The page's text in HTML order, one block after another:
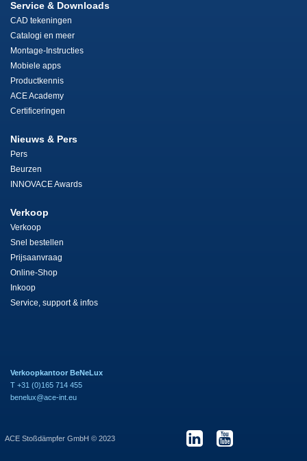
Service & Downloads
CAD tekeningen
Catalogi en meer
Montage-Instructies
Mobiele apps
Productkennis
ACE Academy
Certificeringen
Nieuws & Pers
Pers
Beurzen
INNOVACE Awards
Verkoop
Verkoop
Snel bestellen
Prijsaanvraag
Online-Shop
Inkoop
Service, support & infos
Verkoopkantoor BeNeLux
T +31 (0)165 714 455
benelux@ace-int.eu
ACE Stoßdämpfer GmbH © 2023